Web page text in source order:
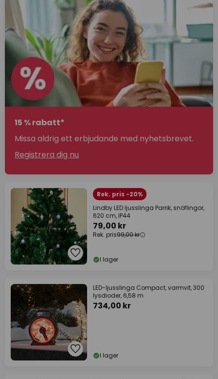
15 % rabatt*
Missa aldrig ett erbjudande med nyhetsbrevet.
Registrera dig nu
Rek. pris -20%
Lindby LED ljusslinga Parrik, snöflingor,
620 cm, IP44
79,00 kr
Rek. pris99,00 kr
I lager
LED-ljusslinga Compact, varmvit, 300
lysdioder, 6,58 m
734,00 kr
I lager